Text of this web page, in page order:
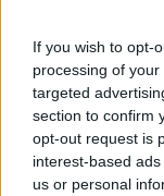
If you wish to opt-
processing of
targeted
section to confirm
opt-out request is
interest-based
us or personal